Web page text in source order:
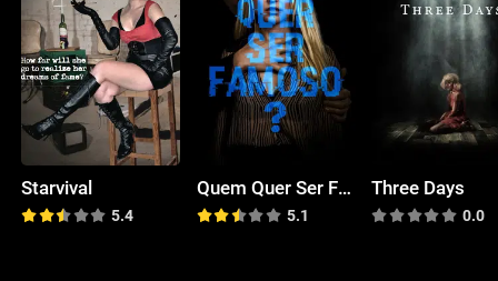
Starvival
5.4
Quem Quer Ser Famoso?
5.1
Three Days
0.0